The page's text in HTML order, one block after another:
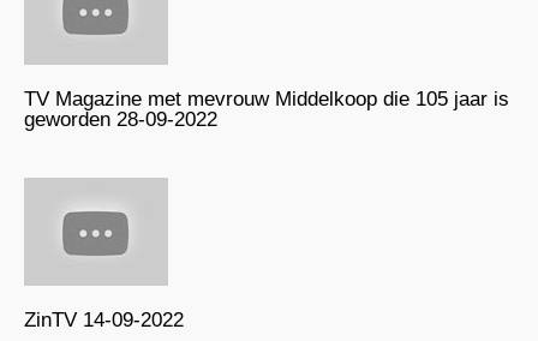
TV Magazine met mevrouw Middelkoop die 105 jaar is
geworden 28-09-2022
ZinTV 14-09-2022